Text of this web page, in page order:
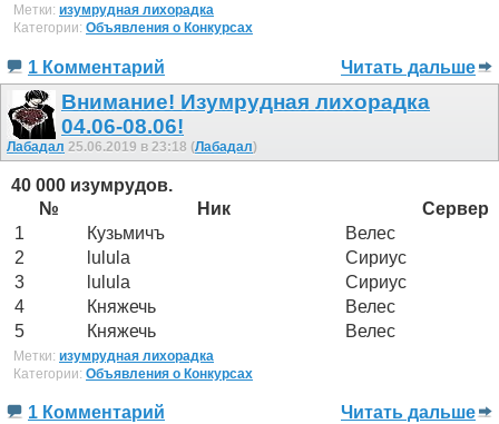
Метки: изумрудная лихорадка
Категории: Объявления о Конкурсах
1 Комментарий Читать дальше
Внимание! Изумрудная лихорадка
04.06-08.06!
Лабадал 25.06.2019 в 23:18 (Лабадал)
40 000 изумрудов.
№
Ник
Сервер
1
Кузьмичъ
Велес
2
lulula
Сириус
3
lulula
Сириус
4
Княжечь
Велес
5
Княжечь Велес
Метки: изумрудная лихорадка
Категории: Объявления о Конкурсах
1 Комментарий Читать дальше